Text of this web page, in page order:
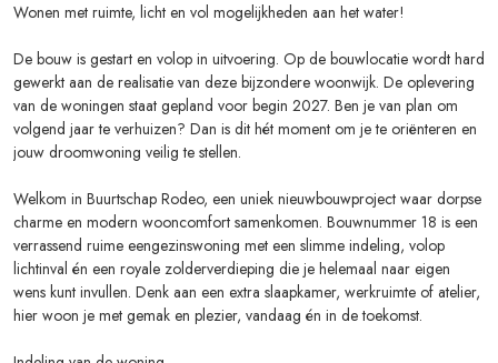
Wonen met ruimte, licht en vol mogelijkheden aan het water!
De bouw is gestart en volop in uitvoering. Op de bouwlocatie wordt hard
gewerkt aan de realisatie van deze bijzondere woonwijk. De oplevering
van de woningen staat gepland voor begin 2027. Ben je van plan om
volgend jaar te verhuizen? Dan is dit hét moment om je te oriënteren en
jouw droomwoning veilig te stellen.
Welkom in Buurtschap Rodeo, een uniek nieuwbouwproject waar dorpse
charme en modern wooncomfort samenkomen. Bouwnummer 18 is een
verrassend ruime eengezinswoning met een slimme indeling, volop
lichtinval én een royale zolderverdieping die je helemaal naar eigen
wens kunt invullen. Denk aan een extra slaapkamer, werkruimte of atelier,
hier woon je met gemak en plezier, vandaag én in de toekomst.